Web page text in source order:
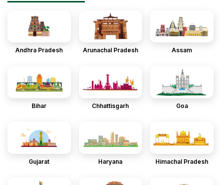
Andhra Pradesh Arunachal Pradesh Assam
Bihar Chhattisgarh Goa
Gujarat Haryana Himachal Pradesh